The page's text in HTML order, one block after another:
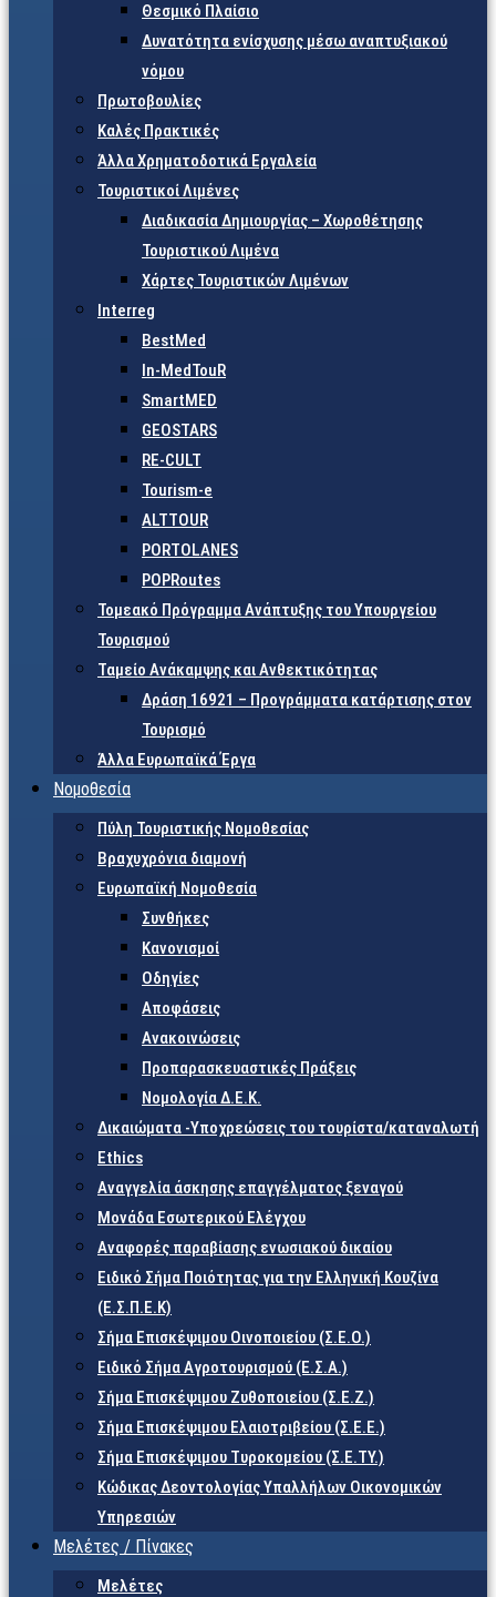
Θεσμικό Πλαίσιο
Δυνατότητα ενίσχυσης μέσω αναπτυξιακού
νόμου
Πρωτοβουλίες
Καλές Πρακτικές
Άλλα Χρηματοδοτικά Εργαλεία
Τουριστικοί Λιμένες
Διαδικασία Δημιουργίας – Χωροθέτησης
Τουριστικού Λιμένα
Χάρτες Τουριστικών Λιμένων
Interreg
BestMed
In-MedTouR
SmartMED
GEOSTARS
RE-CULT
Tourism-e
ALTTOUR
PORTOLANES
POPRoutes
Τομεακό Πρόγραμμα Ανάπτυξης του Υπουργείου
Τουρισμού
Ταμείο Ανάκαμψης και Ανθεκτικότητας
Δράση 16921 – Προγράμματα κατάρτισης στον
Τουρισμό
Άλλα Ευρωπαϊκά Έργα
Νομοθεσία
Πύλη Τουριστικής Νομοθεσίας
Βραχυχρόνια διαμονή
Ευρωπαϊκή Νομοθεσία
Συνθήκες
Κανονισμοί
Οδηγίες
Αποφάσεις
Ανακοινώσεις
Προπαρασκευαστικές Πράξεις
Νομολογία Δ.Ε.Κ.
Δικαιώματα -Υποχρεώσεις του τουρίστα/καταναλωτή
Ethics
Αναγγελία άσκησης επαγγέλματος ξεναγού
Μονάδα Εσωτερικού Ελέγχου
Αναφορές παραβίασης ενωσιακού δικαίου
Ειδικό Σήμα Ποιότητας για την Ελληνική Κουζίνα
(Ε.Σ.Π.Ε.Κ)
Σήμα Επισκέψιμου Οινοποιείου (Σ.Ε.Ο.)
Ειδικό Σήμα Αγροτουρισμού (Ε.Σ.Α.)
Σήμα Επισκέψιμου Ζυθοποιείου (Σ.Ε.Ζ.)
Σήμα Επισκέψιμου Ελαιοτριβείου (Σ.Ε.Ε.)
Σήμα Επισκέψιμου Τυροκομείου (Σ.Ε.TY.)
Κώδικας Δεοντολογίας Υπαλλήλων Οικονομικών
Υπηρεσιών
Μελέτες / Πίνακες
Μελέτες